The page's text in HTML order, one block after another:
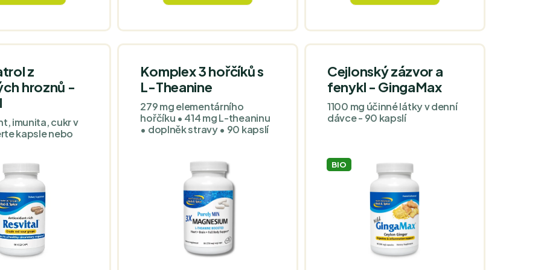
výhody čerstvého
jen o 'čaj', ale
doplněk stravy.
kombinaci pečlivě vybraných
složek jako bezkofeinovou
alternativu ke kávě.
z
hroznů -
imunita, cukr v
kapsle nebo
Komplex 3 hořčíků s
L-Theanine
279 mg elementárního
hořčíku • 414 mg L-theaninu
• doplněk stravy • 90 kapslí
Cejlonský zázvor a
fenykl - GingaMax
1100 mg účinné látky v denní
dávce - 90 kapslí
BIO